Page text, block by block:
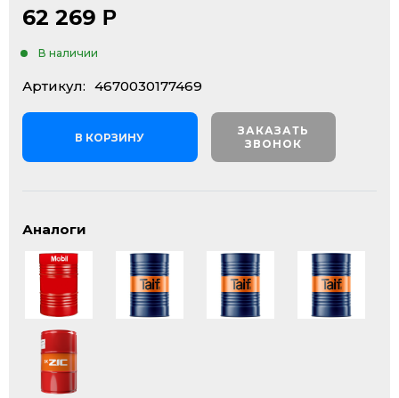
62 269 Р
В наличии
Артикул: 4670030177469
В КОРЗИНУ
ЗАКАЗАТЬ
ЗВОНОК
Аналоги